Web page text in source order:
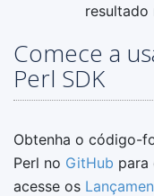
resultado
Comece a
Perl SDK
Obtenha o código-
Perl no GitHub para
acesse os